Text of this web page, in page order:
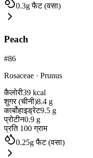
0.3gफैट (वसा)
Peach
#86
Rosaceae · Prunus
कैलोरी39 kcal
शुगर (चीनी)8.4 g
कार्बोहाइड्रेट9.5 g
प्रोटीन0.9 g
प्रति 100 ग्राम
0.25gफैट (वसा)